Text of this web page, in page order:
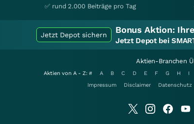
✅ rund 2.000 Beiträge pro Tag
Jetzt Depot sichern Bonus Aktion:
Jetzt Depot bei
Aktien-Branchen
Aktien von A - Z: # A B C D E F G H I
Impressum
Disclaimer Datenschutz